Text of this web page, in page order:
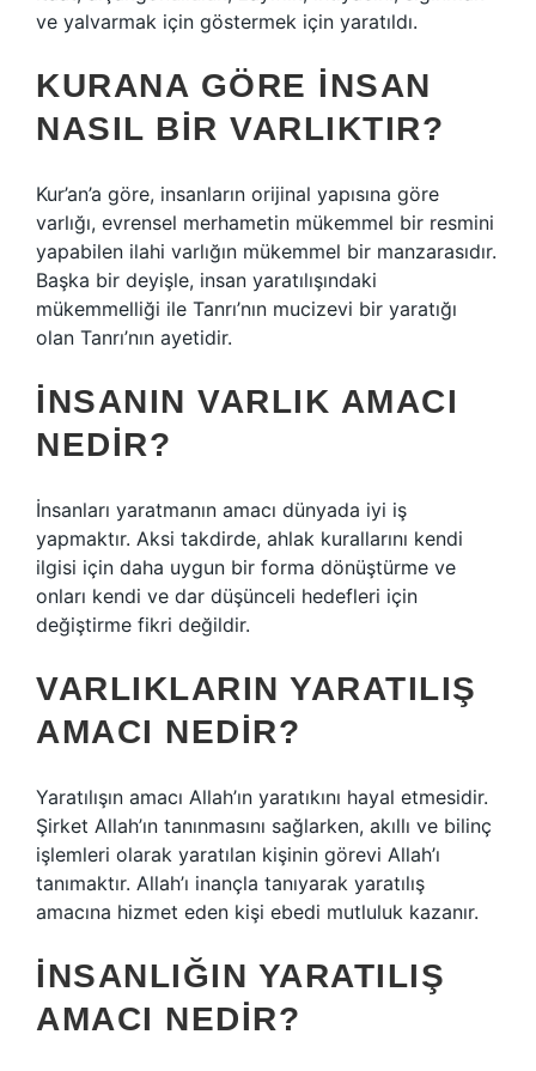
ve yalvarmak için göstermek için yaratıldı.
KURANA GÖRE INSAN
NASIL BIR VARLIKTIR?
Kur’an’a göre, insanların orijinal yapısına göre
varlığı, evrensel merhametin mükemmel bir resmini
yapabilen ilahi varlığın mükemmel bir manzarasıdır.
Başka bir deyişle, insan yaratılışındaki
mükemmelliği ile Tanrı’nın mucizevi bir yaratığı
olan Tanrı’nın ayetidir.
İNSANIN VARLIK AMACI
NEDIR?
İnsanları yaratmanın amacı dünyada iyi iş
yapmaktır. Aksi takdirde, ahlak kurallarını kendi
ilgisi için daha uygun bir forma dönüştürme ve
onları kendi ve dar düşünceli hedefleri için
değiştirme fikri değildir.
VARLIKLARIN YARATILIŞ
AMACI NEDIR?
Yaratılışın amacı Allah’ın yaratıkını hayal etmesidir.
Şirket Allah’ın tanınmasını sağlarken, akıllı ve bilinç
işlemleri olarak yaratılan kişinin görevi Allah’ı
tanımaktır. Allah’ı inançla tanıyarak yaratılış
amacına hizmet eden kişi ebedi mutluluk kazanır.
İNSANLIĞIN YARATILIŞ
AMACI NEDIR?